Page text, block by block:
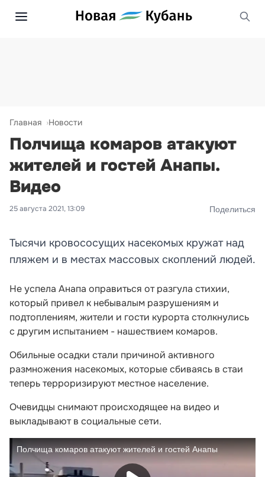
Главная Новости
Полчища комаров атакуют
жителей и гостей Анапы.
Видео
25 августа 2021, 13:09 Поделиться
Тысячи кровососущих насекомых кружат над
пляжем и в местах массовых скоплений людей.
Не успела Анапа оправиться от разгула стихии,
который привел к небывалым разрушениям и
подтоплениям, жители и гости курорта столкнулись
с другим испытанием - нашествием комаров.
Обильные осадки стали причиной активного
размножения насекомых, которые сбиваясь в стаи
теперь терроризируют местное население.
Очевидцы снимают происходящее на видео и
выкладывают в социальные сети.